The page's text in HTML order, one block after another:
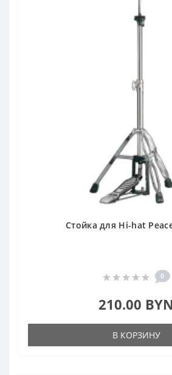
Стойка для Hi-hat
0
210.00 BYN
В КОРЗИНУ